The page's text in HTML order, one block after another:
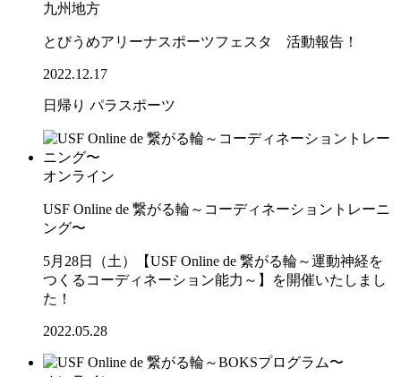
九州地方
とびうめアリーナスポーツフェスタ 活動報告！
2022.12.17
日帰り パラスポーツ
オンライン
USF Online de 繋がる輪～コーディネーショントレーニ
ング〜
5月28日（土）【USF Online de 繋がる輪～運動神経を
つくるコーディネーション能力～】を開催いたしまし
た！
2022.05.28